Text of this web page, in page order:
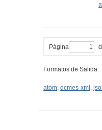
Página
Formatos de Salida
atom, dcmes-xml ,